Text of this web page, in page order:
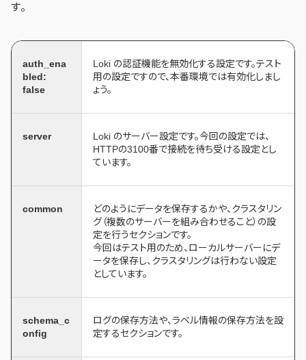
す。
auth_ena
bled:
false
Loki の認証機能を無効化する設定です。テスト
用の設定ですので、本番環境では有効化しまし
ょう。
server
Loki のサーバー設定です。今回の設定では、
HTTPの3100番で接続を待ち受ける設定とし
ています。
common
どのようにデータを保存するかや、クラスタリン
グ（複数のサーバーを組み合わせること）の設
定を行うセクションです。
今回はテスト用のため、ローカルサーバーにデ
ータを保存し、クラスタリングは行わない設定
としています。
schema_c
onfig
ログの保存方法や、ラベル情報の保存方法を設
定するセクションです。